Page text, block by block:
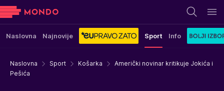
Naslovna Najnovije Sport Info
Naslovna Sport Košarka
Američki novinar kritikuje Jokića i
Pešića